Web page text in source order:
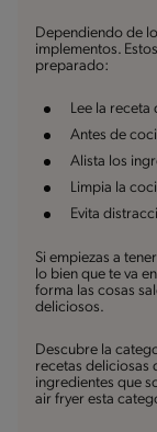
Dependiendo de
implementos.
preparado:
Lee la
Antes de
Alista los
Limpia la
Evita
Si empiezas a
lo bien que te va
forma las cosas
deliciosos.
Descubre la
recetas deliciosas
ingredientes que
air fryer esta